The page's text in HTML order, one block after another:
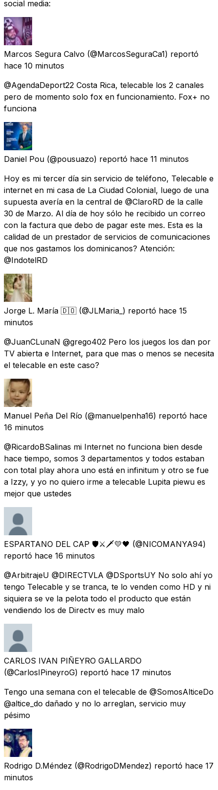
social media:
Marcos Segura Calvo (@MarcosSeguraCa1) reportó
hace 10 minutos
@AgendaDeport22 Costa Rica, telecable los 2 canales
pero de momento solo fox en funcionamiento. Fox+ no
funciona
Daniel Pou (@pousuazo) reportó hace 11 minutos
Hoy es mi tercer día sin servicio de teléfono, Telecable e
internet en mi casa de La Ciudad Colonial, luego de una
supuesta avería en la central de @ClaroRD de la calle
30 de Marzo. Al día de hoy sólo he recibido un correo
con la factura que debo de pagar este mes. Esta es la
calidad de un prestador de servicios de comunicaciones
que nos gastamos los dominicanos? Atención:
@IndotelRD
Jorge L. María 🇩🇴 (@JLMaria_) reportó hace 15
minutos
@JuanCLunaN @grego402 Pero los juegos los dan por
TV abierta e Internet, para que mas o menos se necesita
el telecable en este caso?
Manuel Peña Del Río (@manuelpenha16) reportó hace
16 minutos
@RicardoBSalinas mi Internet no funciona bien desde
hace tiempo, somos 3 departamentos y todos estaban
con total play ahora uno está en infinitum y otro se fue
a Izzy, y yo no quiero irme a telecable Lupita piewu es
mejor que ustedes
ESPARTANO DEL CAP 🛡️⚔️🗡️💛🖤 (@NICOMANYA94)
reportó hace 16 minutos
@ArbitrajeU @DIRECTVLA @DSportsUY No solo ahí yo
tengo Telecable y se tranca, te lo venden como HD y ni
siquiera se ve la pelota todo el producto que están
vendiendo los de Directv es muy malo
CARLOS IVAN PIÑEYRO GALLARDO
(@CarlosIPineyroG) reportó hace 17 minutos
Tengo una semana con el telecable de @SomosAlticeDo
@altice_do dañado y no lo arreglan, servicio muy
pésimo
Rodrigo D.Méndez (@RodrigoDMendez) reportó hace 17
minutos